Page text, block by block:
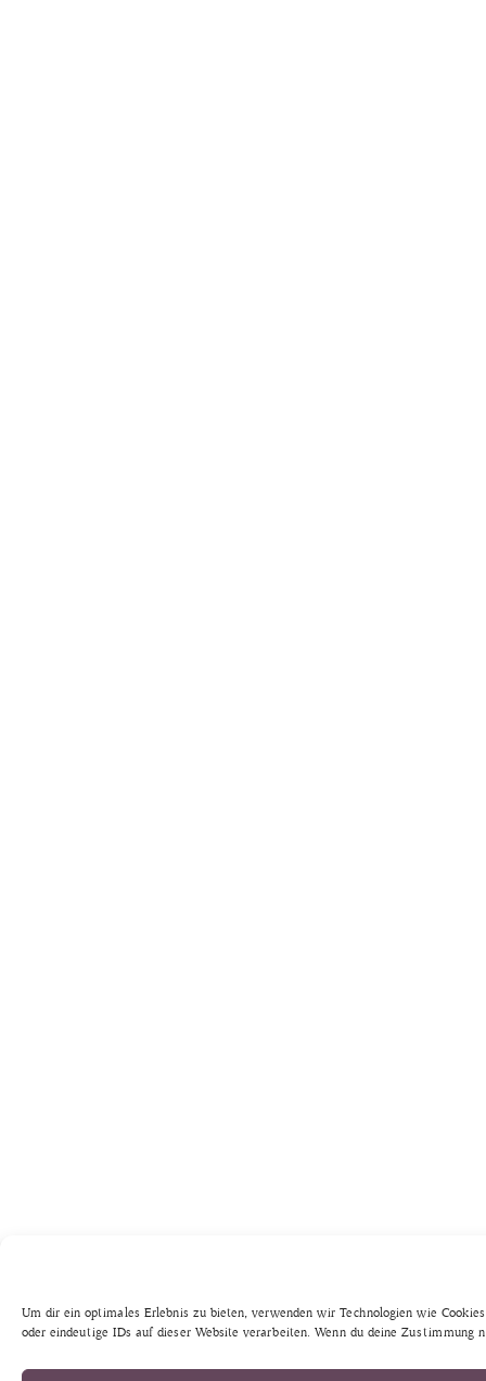
Um dir ein optimales Erlebnis zu bieten, verwenden wir Technologien wie
oder eindeutige IDs auf dieser Website verarbeiten. Wenn du deine